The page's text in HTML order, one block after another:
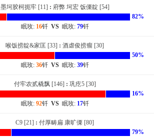
墨坷胶柯扼牢 [11] : 府弊 坷宏 饭傈靛 [54]
82%
眠玫: 16钎 VS眠玫: 79钎
喉饭捞靛&家匡 [33] : 酒虐俊捞瘤 [30]
50%
眠玫: 36钎 VS眠玫: 39钎
付牢农贰橇飘 [146] : 巩疙5 [30]
16%
眠玫: 92钎 VS眠玫: 17钎
C9 [21] : 付厚畴扁 康旷傈 [80]
79%